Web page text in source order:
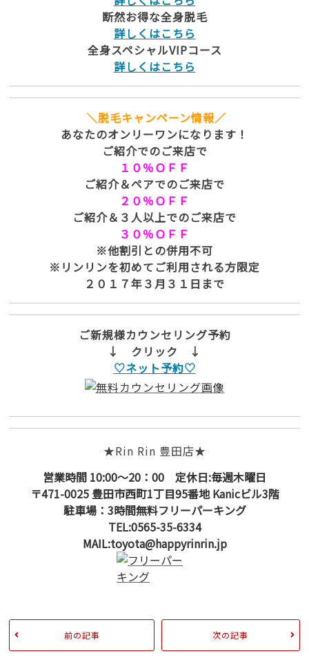
断然お得な全身脱毛
詳しくはこちら
全身スペシャルVIPコース
詳しくはこちら
＼脱毛キャンペーン情報／
あなたのオンリーワンになります！
ご紹介でのご来店で
１０％ＯＦＦ
ご紹介＆ペアでのご来店で
２０％ＯＦＦ
ご紹介＆３人以上でのご来店で
３０％ＯＦＦ
※他割引との併用不可
※リンリンを初めてご利用される方限定
２０１７年３月３１日まで
ご新規様カウンセリング予約
↓ クリック ↓
♡ネット予約♡
★Rin Rin 豊田店★
営業時間 10:00～20：00 定休日:毎週木曜日
〒471-0025 豊田市西町1丁目95番地 Kanicビル3階
駐車場：3時間無料フリーパーキング
TEL:0565-35-6334
MAIL:toyota@happyrinrin.jp
前の記事 次の記事